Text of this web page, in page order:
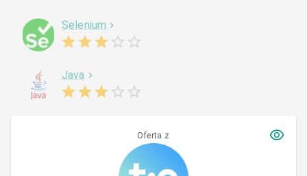
Selenium
Java
Oferta z